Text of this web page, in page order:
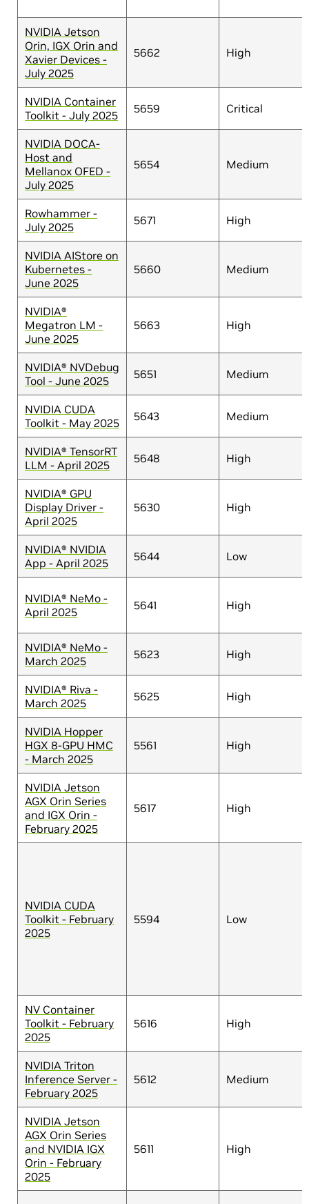
NVIDIA Jetson
Orin, IGX Orin and
Xavier Devices -
July 2025
5662 High
NVIDIA Container
Toolkit - July 2025
5659 Critical
NVIDIA DOCA-
Host and
Mellanox OFED -
July 2025
5654 Medium
Rowhammer -
July 2025
5671 High
NVIDIA AIStore on
Kubernetes -
June 2025
5660 Medium
NVIDIA®
Megatron LM -
June 2025
5663 High
NVIDIA® NVDebug
Tool - June 2025
5651 Medium
NVIDIA CUDA
Toolkit - May 2025
5643 Medium
NVIDIA® TensorRT
LLM - April 2025
5648 High
NVIDIA® GPU
Display Driver -
April 2025
5630 High
NVIDIA® NVIDIA
App - April 2025
5644 Low
NVIDIA® NeMo -
April 2025
5641 High
NVIDIA® NeMo -
March 2025
5623 High
NVIDIA® Riva -
March 2025
5625 High
NVIDIA Hopper
HGX 8-GPU HMC
- March 2025
5561 High
NVIDIA Jetson
AGX Orin Series
and IGX Orin -
February 2025
5617 High
NVIDIA CUDA
Toolkit - February
2025
5594 Low
NV Container
Toolkit - February
2025
5616 High
NVIDIA Triton
Inference Server -
February 2025
5612 Medium
NVIDIA Jetson
AGX Orin Series
and NVIDIA IGX
Orin - February
2025
5611 High